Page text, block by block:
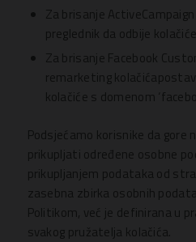
Za brisanje
preglednik da odbije
Za brisanje Facebook
remarketing
kolačiće s domenom
Podsjećamo korisnike da gore
prikupljati određene osobne
prikupljanjem podataka od
zasebna zbirka osobnih
Politikom, već je definirana u
svakog pružatelja kolačića.